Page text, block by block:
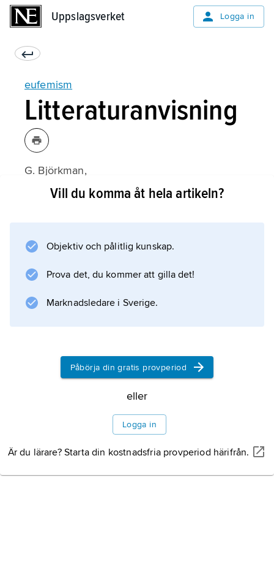
Uppslagsverket Logga in
eufemism
Litteraturanvisning
G. Björkman,
Eufemismen belyst med exempel ur nusvensk
Information om artikeln
Vill du komma åt hela artikeln?
Objektiv och pålitlig kunskap.
Prova det, du kommer att gilla det!
Marknadsledare i Sverige.
Påbörja din gratis provperiod
eller
Logga in
Är du lärare? Starta din kostnadsfria provperiod härifrån.